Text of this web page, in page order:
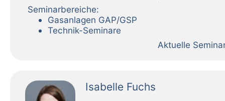
Seminarbereiche:
Gasanlagen GAP/GSP
Technik-Seminare
Aktuelle
Isabelle Fuchs